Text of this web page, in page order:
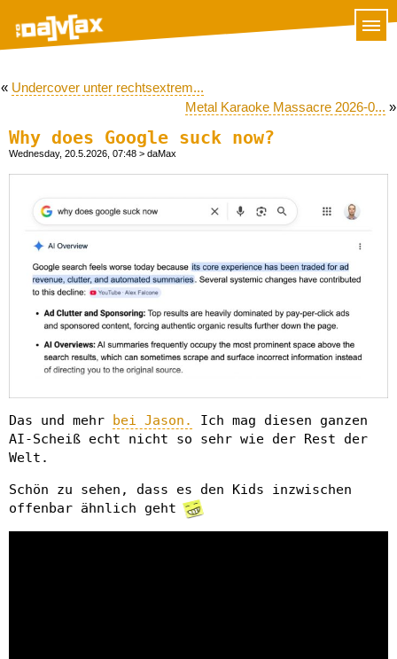
« Undercover unter rechtsextrem...
Metal Karaoke Massacre 2026-0... »
Why does Google suck now?
Wednesday, 20.5.2026, 07:48 > daMax
Das und mehr bei Jason.
Ich mag diesen ganzen
AI-Scheiß echt nicht so sehr wie der Rest der
Welt.
Schön zu sehen, dass es den Kids inzwischen
offenbar ähnlich geht